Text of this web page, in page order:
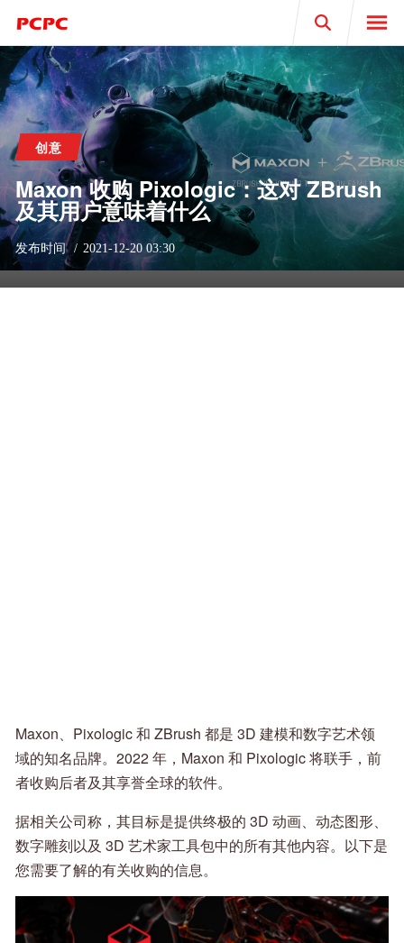
Search
创意
Maxon 收购 Pixologic：这对 ZBrush
及其用户意味着什么
发布时间 2021-12-20 03:30
Maxon、Pixologic 和 ZBrush 都是 3D 建模和数字艺术领
域的知名品牌。2022 年，Maxon 和 Pixologic 将联手，前
者收购后者及其享誉全球的软件。
据相关公司称，其目标是提供终极的 3D 动画、动态图形、
数字雕刻以及 3D 艺术家工具包中的所有其他内容。以下是
您需要了解的有关收购的信息。